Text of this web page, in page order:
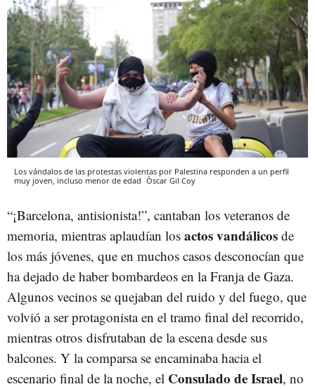
Los vándalos de las protestas violentas por Palestina responden a un perfil
muy joven, incluso menor de edad Òscar Gil Coy
“¡Barcelona, antisionista!”, cantaban los veteranos de
memoria, mientras aplaudían los actos vandálicos de
los más jóvenes, que en muchos casos desconocían que
ha dejado de haber bombardeos en la Franja de Gaza.
Algunos vecinos se quejaban del ruido y del fuego, que
volvió a ser protagonista en el tramo final del recorrido,
mientras otros disfrutaban de la escena desde sus
balcones. Y la comparsa se encaminaba hacia el
escenario final de la noche, el Consulado de Israel, no